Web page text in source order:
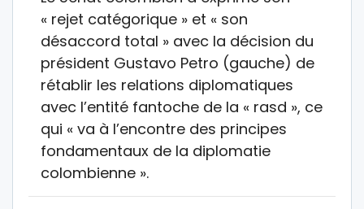
« rejet catégorique » et « son
désaccord total » avec la décision du
président Gustavo Petro (gauche) de
rétablir les relations diplomatiques
avec l’entité fantoche de la « rasd », ce
qui « va à l’encontre des principes
fondamentaux de la diplomatie
colombienne ».